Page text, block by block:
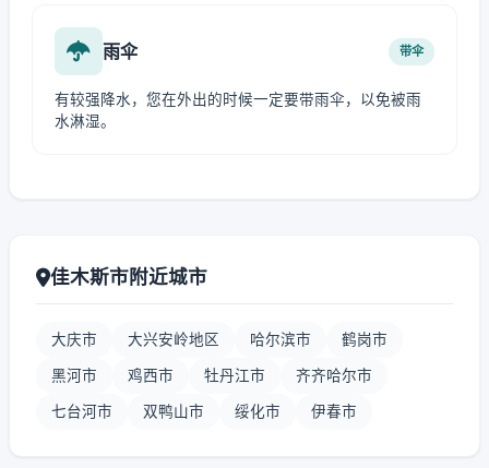
雨伞 带伞
有较强降水，您在外出的时候一定要带雨伞，以免被雨
水淋湿。
佳木斯市附近城市
大庆市 大兴安岭地区 哈尔滨市 鹤岗市
黑河市 鸡西市 牡丹江市 齐齐哈尔市
七台河市 双鸭山市 绥化市 伊春市